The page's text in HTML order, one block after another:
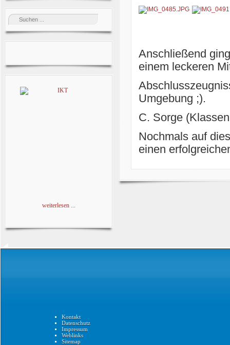
weiterlesen ...
Anschließend
einem leckeren
Umgebung ;).
C. Sorge
Nochmals auf
einen
Kontakt
Datenschutz
Impressum
Weblinks
Sitemap